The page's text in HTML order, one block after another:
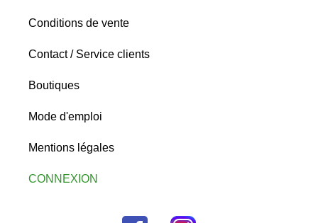
Conditions de vente
Contact / Service clients
Boutiques
Mode d'emploi
Mentions légales
CONNEXION